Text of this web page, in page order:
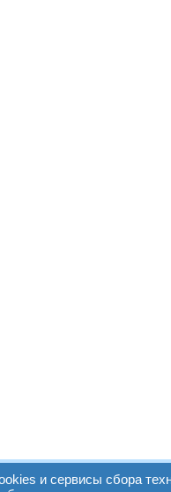
и сервисы сбора